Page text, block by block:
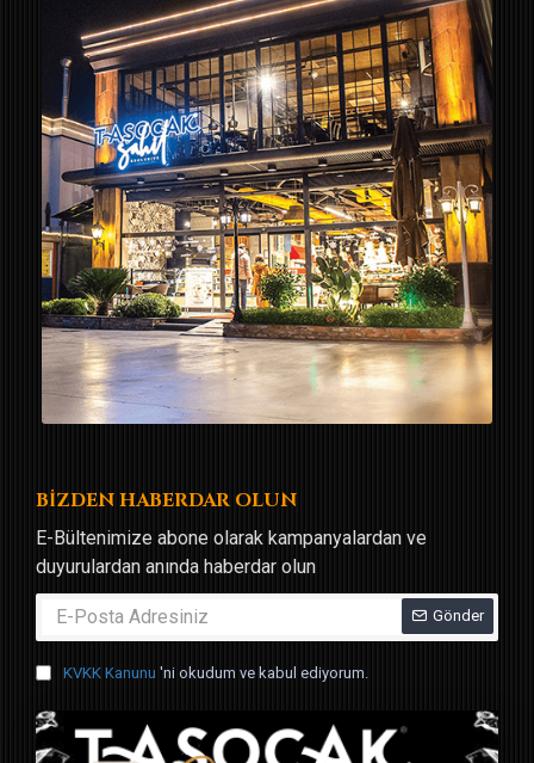
BİZDEN HABERDAR OLUN
E-Bültenimize abone olarak kampanyalardan ve
duyurulardan anında haberdar olun
Gönder
KVKK Kanunu 'ni okudum ve kabul ediyorum.